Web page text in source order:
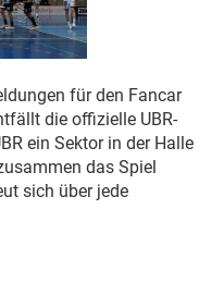
für den Fancar
die offizielle UBR-
ein Sektor in der Halle
das Spiel
sich über jede